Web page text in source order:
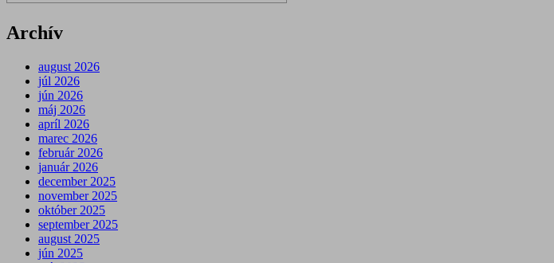
Archív
august 2026
júl 2026
jún 2026
máj 2026
apríl 2026
marec 2026
február 2026
január 2026
december 2025
november 2025
október 2025
september 2025
august 2025
jún 2025